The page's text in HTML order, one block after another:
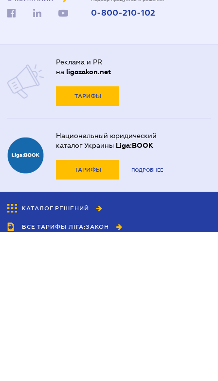
0-800-210-102
Реклама и PR
на ligazakon.net
ТАРИФЫ
Национальный юридический
каталог Украины Liga:BOOK
ТАРИФЫ ПОДРОБНЕЕ
КАТАЛОГ РЕШЕНИЙ
ВСЕ ТАРИФЫ ЛІГА:ЗАКОН